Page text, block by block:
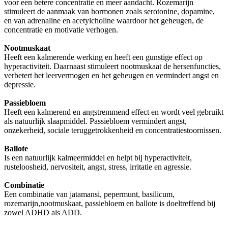
voor een betere concentratie en meer aandacht. Rozemarijn
stimuleert de aanmaak van hormonen zoals serotonine, dopamine,
en van adrenaline en acetylcholine waardoor het geheugen, de
concentratie en motivatie verhogen.
Nootmuskaat
Heeft een kalmerende werking en heeft een gunstige effect op
hyperactiviteit. Daarnaast stimuleert nootmuskaat de hersenfuncties,
verbetert het leervermogen en het geheugen en vermindert angst en
depressie.
Passiebloem
Heeft een kalmerend en angstremmend effect en wordt veel gebruikt
als natuurlijk slaapmiddel. Passiebloem vermindert angst,
onzekerheid, sociale teruggetrokkenheid en concentratiestoornissen.
Ballote
Is een natuurlijk kalmeermiddel en helpt bij hyperactiviteit,
rusteloosheid, nervositeit, angst, stress, irritatie en agressie.
Combinatie
Een combinatie van jatamansi, pepermunt, basilicum,
rozemarijn,nootmuskaat, passiebloem en ballote is doeltreffend bij
zowel ADHD als ADD.